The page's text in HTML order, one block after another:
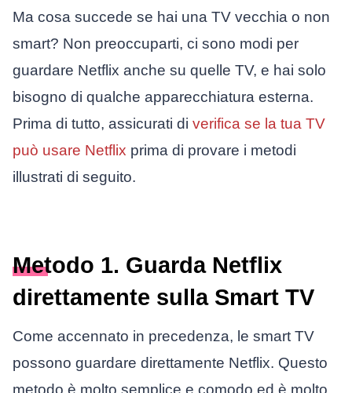
Ma cosa succede se hai una TV vecchia o non
smart? Non preoccuparti, ci sono modi per
guardare Netflix anche su quelle TV, e hai solo
bisogno di qualche apparecchiatura esterna.
Prima di tutto, assicurati di verifica se la tua TV
può usare Netflix prima di provare i metodi
illustrati di seguito.
Metodo 1. Guarda Netflix
direttamente sulla Smart TV
Come accennato in precedenza, le smart TV
possono guardare direttamente Netflix. Questo